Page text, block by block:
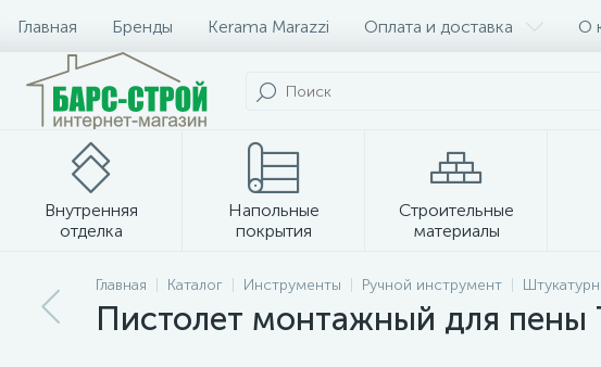
Главная Бренды Kerama Marazzi Оплата и доставка О
Внутренняя
отделка
Напольные
покрытия
Строительные
материалы
Плитка и керамогранит
Главная Каталог Инструменты Ручной инструмент
Пистолет монтажный для